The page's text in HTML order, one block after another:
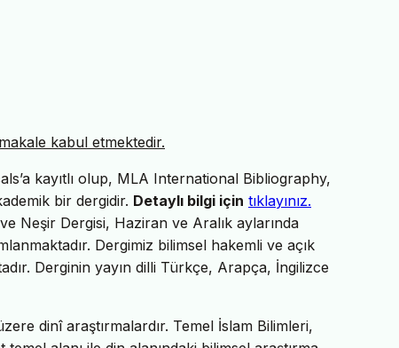
kabul etmektedir.
kayıtlı olup, MLA International Bibliography,
bir dergidir. Detaylı bilgi için tıklayınız.
Neşir Dergisi, Haziran ve Aralık aylarında
Dergimiz bilimsel hakemli ve açık
Derginin yayın dilli Türkçe, Arapça, İngilizce
dinî araştırmalardır. Temel İslam Bilimleri,